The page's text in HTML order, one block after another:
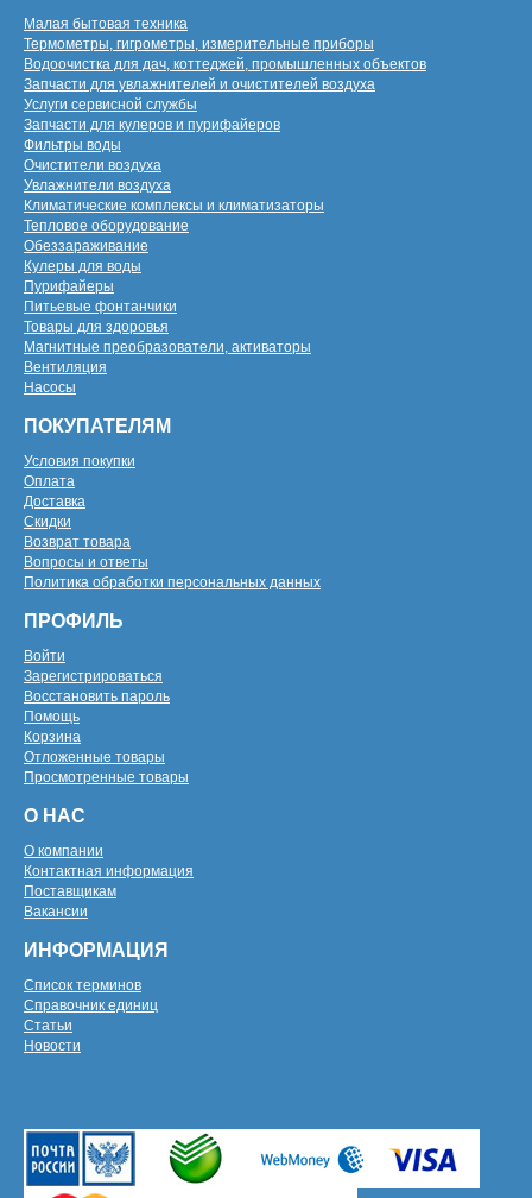
Малая бытовая техника
Термометры, гигрометры, измерительные приборы
Водоочистка для дач, коттеджей, промышленных объектов
Запчасти для увлажнителей и очистителей воздуха
Услуги сервисной службы
Запчасти для кулеров и пурифайеров
Фильтры воды
Очистители воздуха
Увлажнители воздуха
Климатические комплексы и климатизаторы
Тепловое оборудование
Обеззараживание
Кулеры для воды
Пурифайеры
Питьевые фонтанчики
Товары для здоровья
Магнитные преобразователи, активаторы
Вентиляция
Насосы
ПОКУПАТЕЛЯМ
Условия покупки
Оплата
Доставка
Скидки
Возврат товара
Вопросы и ответы
Политика обработки персональных данных
ПРОФИЛЬ
Войти
Зарегистрироваться
Восстановить пароль
Помощь
Корзина
Отложенные товары
Просмотренные товары
О НАС
О компании
Контактная информация
Поставщикам
Вакансии
ИНФОРМАЦИЯ
Список терминов
Справочник единиц
Статьи
Новости